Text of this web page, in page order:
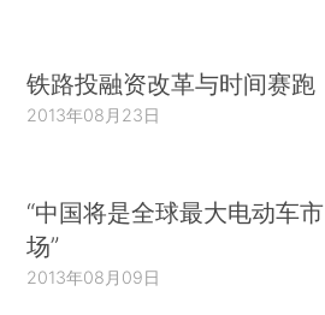
铁路投融资改革与时间赛跑
2013年08月23日
“中国将是全球最大电动车市
场”
2013年08月09日